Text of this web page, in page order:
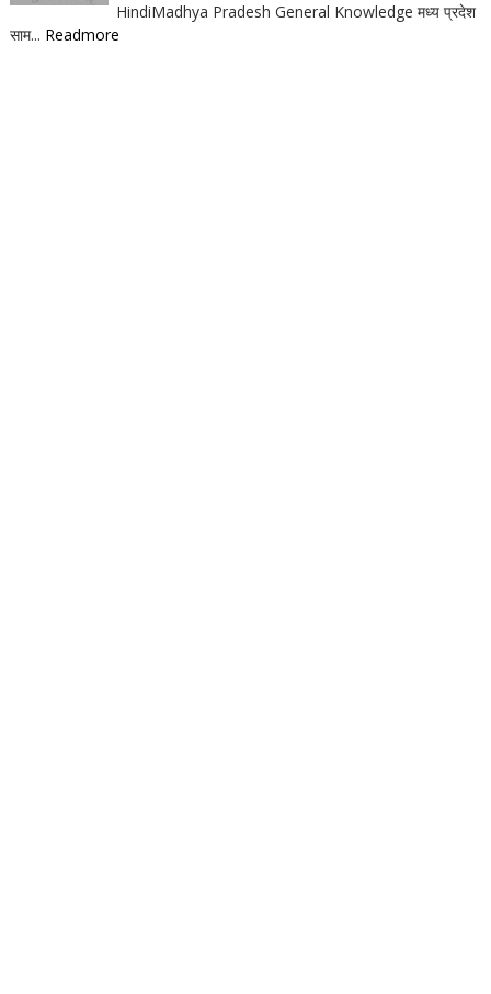
HindiMadhya Pradesh General Knowledge मध्य प्रदेश
साम... Readmore